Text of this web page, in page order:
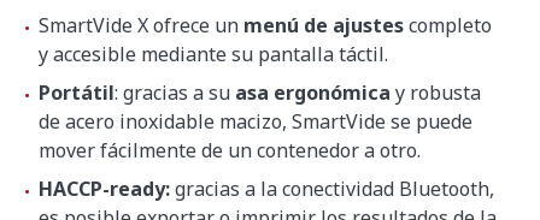
SmartVide X ofrece un menú de ajustescompleto
y accesible mediante su pantalla táctil.
Portátil: gracias a su asa ergonómica y robusta
de acero inoxidable macizo, SmartVide se puede
mover fácilmente de un contenedor a otro.
HACCP-ready:gracias a la conectividad Bluetooth,